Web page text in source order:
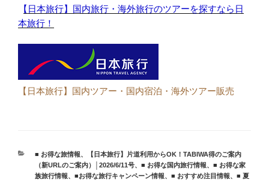
【日本旅行】国内旅行・海外旅行のツアーを探すなら日
本旅行！
【日本旅行】国内ツアー・国内宿泊・海外ツアー販売
カ
テ
ゴ
■ お得な旅情報、
【日本旅行】片道利用からOK！TABIWA得のご案内
（新URLのご案内）│2026/6/11号、 ■ お得な国内旅行情報、 ■ お得な家
族旅行情報、 ■お得な旅行キャンペーン情報、 ■ おすすめ注目情報、 ■ 夏